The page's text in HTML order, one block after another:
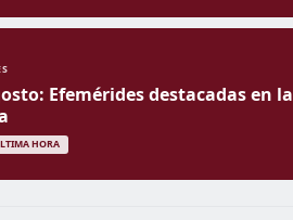
Efemérides destacadas en la
HORA